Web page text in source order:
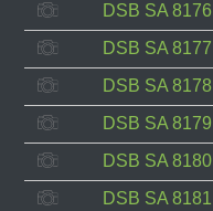
DSB SA 8176
DSB SA 8177
DSB SA 8178
DSB SA 8179
DSB SA 8180
DSB SA 8181